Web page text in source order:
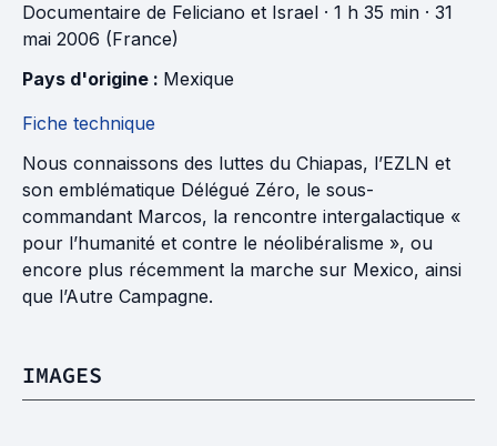
Documentaire de Feliciano et Israel · 1 h 35 min · 31
mai 2006 (France)
Pays d'origine : Mexique
Fiche technique
Nous connaissons des luttes du Chiapas, l’EZLN et
son emblématique Délégué Zéro, le sous-
commandant Marcos, la rencontre intergalactique «
pour l’humanité et contre le néolibéralisme », ou
encore plus récemment la marche sur Mexico, ainsi
que l’Autre Campagne.
IMAGES